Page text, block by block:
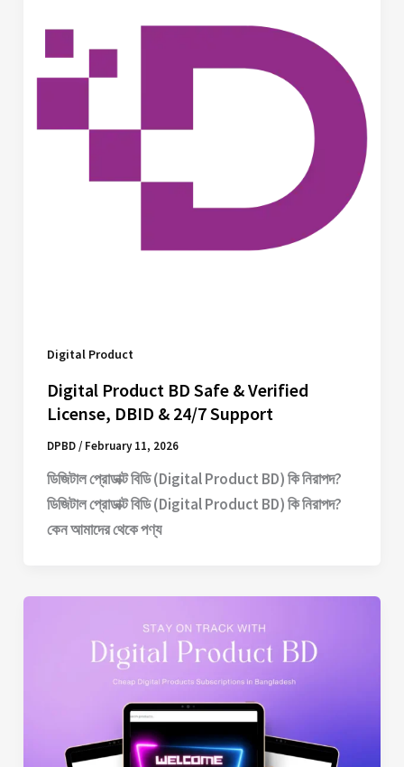
Digital Product
Digital Product BD Safe & Verified
License, DBID & 24/7 Support
DPBD/ February 11, 2026
ডিজিটাল প্রোডাক্ট বিডি (Digital Product BD) কি নিরাপদ?
ডিজিটাল প্রোডাক্ট বিডি (Digital Product BD) কি নিরাপদ?
কেন আমাদের থেকে পণ্য